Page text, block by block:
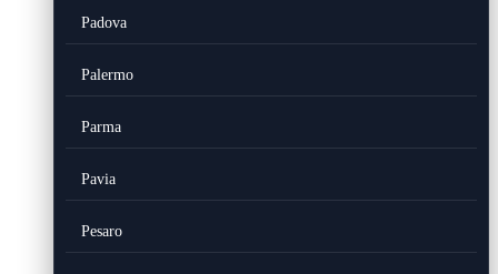
Padova
Palermo
Parma
Pavia
Pesaro